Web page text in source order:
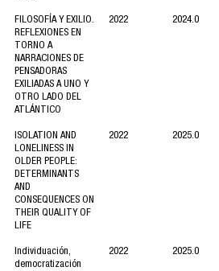
FILOSOFÍA Y EXILIO.
REFLEXIONES EN
TORNO A
NARRACIONES DE
PENSADORAS
EXILIADAS A UNO Y
OTRO LADO DEL
ATLÁNTICO
2022 2024.0
ISOLATION AND
LONELINESS IN
OLDER PEOPLE:
DETERMINANTS
AND
CONSEQUENCES ON
THEIR QUALITY OF
LIFE
2022 2025.0
Individuación,
democratización
2022 2025.0